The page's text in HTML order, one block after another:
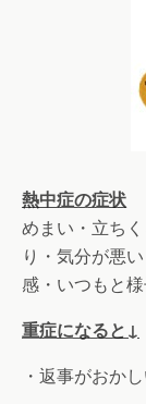
熱中症の症状
めまい・立ち
り・気分が悪
感・いつもと
重症になると↓
・返事がおか